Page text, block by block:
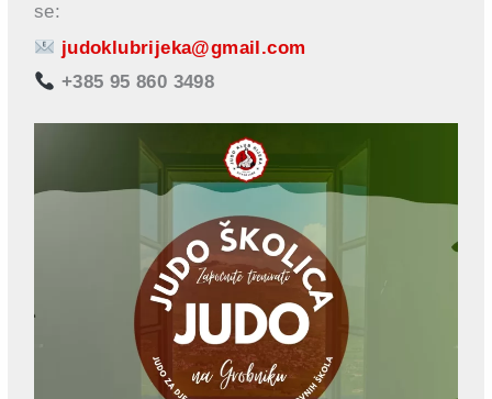
se:
judoklubrijeka@gmail.com
+385 95 860 3498